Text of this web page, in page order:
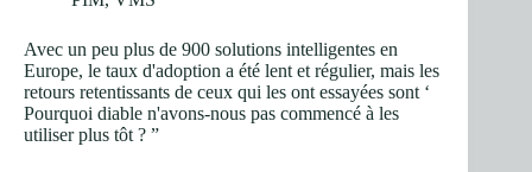
Avec un peu plus de 900 solutions intelligentes en
Europe, le taux d'adoption a été lent et régulier, mais les
retours retentissants de ceux qui les ont essayées sont ‘
Pourquoi diable n'avons-nous pas commencé à les
utiliser plus tôt ? ”